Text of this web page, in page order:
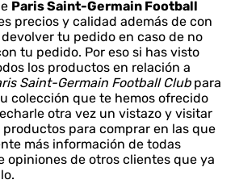
Paris Saint-Germain Football
precios y calidad además de con
tu pedido en caso de no
tu pedido. Por eso si has visto
los productos en relación a
Saint-Germain Football Club para
colección que te hemos ofrecido
otra vez un vistazo y visitar
para comprar en las que
más información de todas
opiniones de otros clientes que ya